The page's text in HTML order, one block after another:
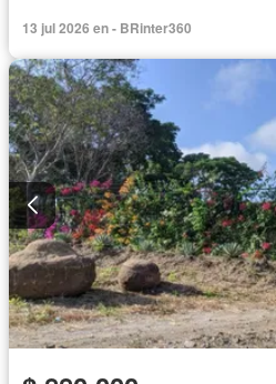
13 jul 2026 en - BRinter360